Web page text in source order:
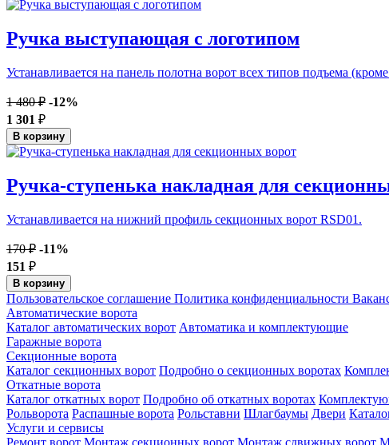
Ручка выступающая c логотипом
Устанавливается на панель полотна ворот всех типов подъема
1 480 ₽ -12%
1 301 ₽
В корзину
Ручка-ступенька накладная для
Устанавливается на нижний профиль секционных ворот RSD01.
170 ₽ -11%
151 ₽
В корзину
Пользовательское соглашение Политика конфиденциальности
Автоматические ворота
Каталог автоматических ворот Автоматика и комплектующие
Гаражные ворота
Секционные ворота
Каталог секционных ворот Подробно о секционных воротах
Откатные ворота
Каталог откатных ворот Подробно об откатных воротах
Рольворота Распашные ворота Рольставни Шлагбаумы Двери
Услуги и сервисы
Ремонт ворот Монтаж секционных ворот Монтаж сдвижных ворот